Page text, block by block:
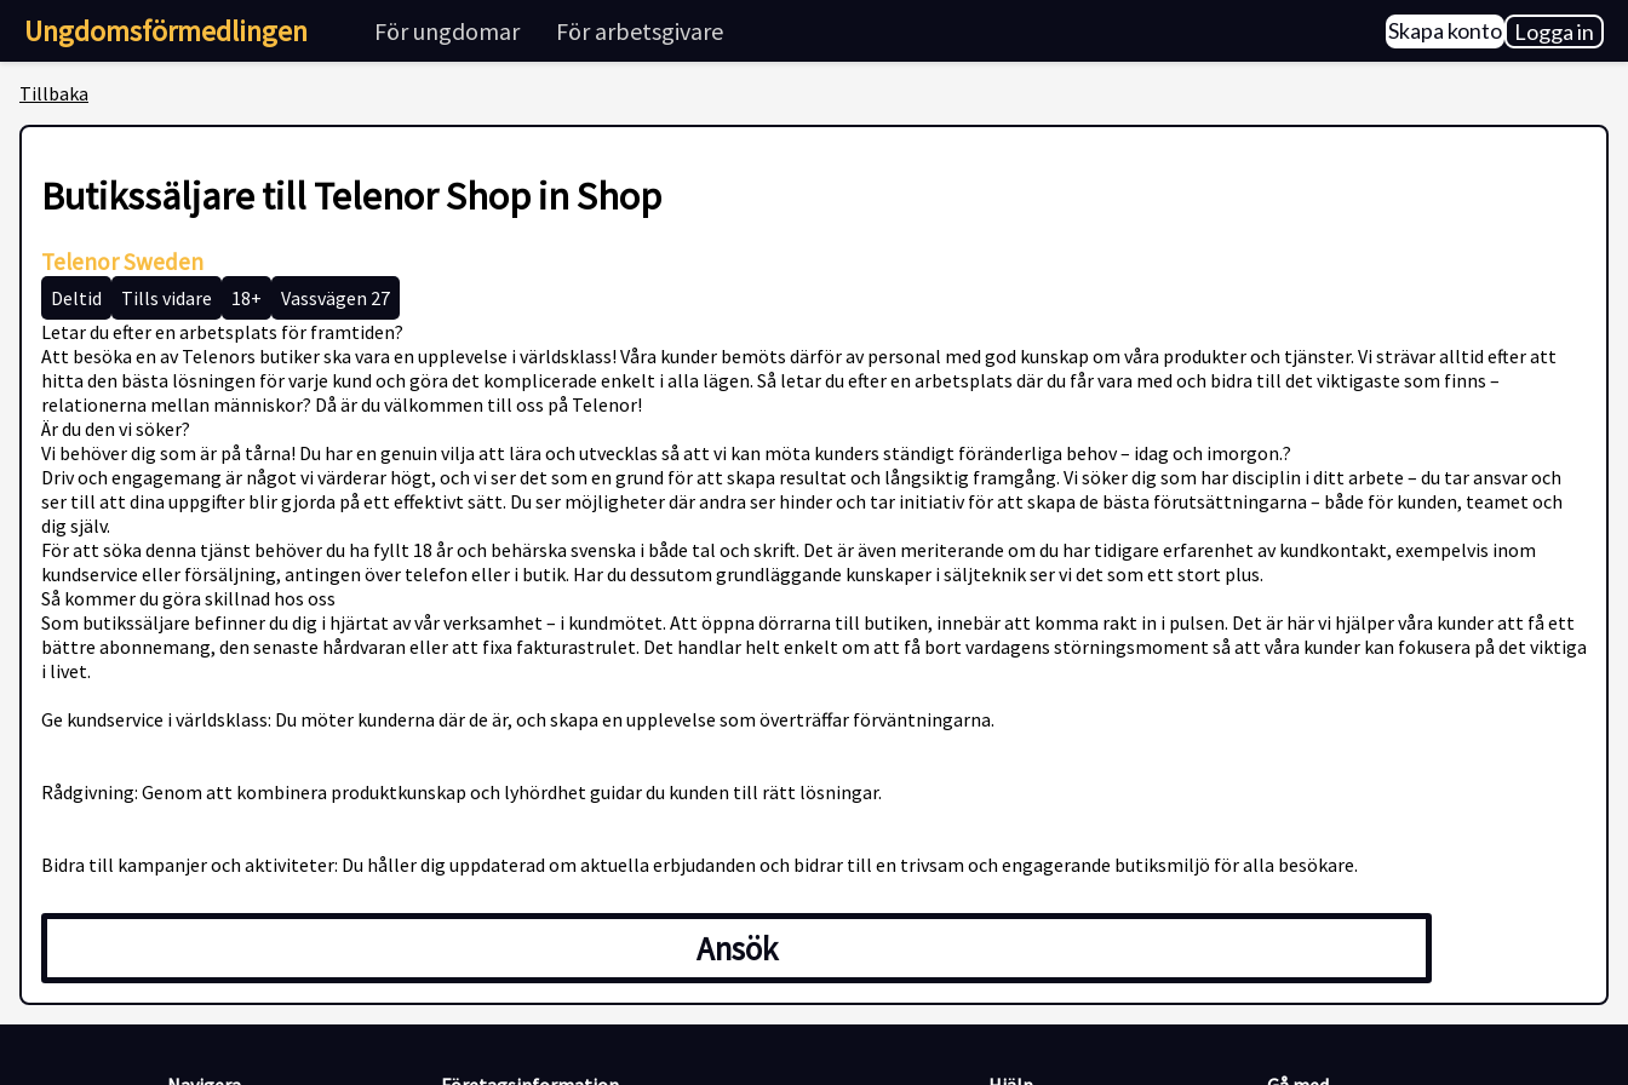
Ungdomsförmedlingen För ungdomar För arbetsgivare Skapa konto Logga in
Tillbaka
Butikssäljare till Telenor Shop in Shop
Telenor Sweden
Deltid Tills vidare 18+
Vassvägen 27
Letar du efter en arbetsplats för framtiden?
Att besöka en av Telenors butiker ska vara en upplevelse i världsklass! Våra kunder bemöts därför av personal med god kunskap om våra produkter och tjänster. Vi strävar alltid efter att
hitta den bästa lösningen för varje kund och göra det komplicerade enkelt i alla lägen. Så letar du efter en arbetsplats där du får vara med och bidra till det viktigaste som finns –
relationerna mellan människor? Då är du välkommen till oss på Telenor!
Är du den vi söker?
Vi behöver dig som är på tårna! Du har en genuin vilja att lära och utvecklas så att vi kan möta kunders ständigt föränderliga behov – idag och imorgon.?
Driv och engagemang är något vi värderar högt, och vi ser det som en grund för att skapa resultat och långsiktig framgång. Vi söker dig som har disciplin i ditt arbete – du tar ansvar och
ser till att dina uppgifter blir gjorda på ett effektivt sätt. Du ser möjligheter där andra ser hinder och tar initiativ för att skapa de bästa förutsättningarna – både för kunden, teamet och
dig själv.
För att söka denna tjänst behöver du ha fyllt 18 år och behärska svenska i både tal och skrift. Det är även meriterande om du har tidigare erfarenhet av kundkontakt, exempelvis inom
kundservice eller försäljning, antingen över telefon eller i butik. Har du dessutom grundläggande kunskaper i säljteknik ser vi det som ett stort plus.
Så kommer du göra skillnad hos oss
Som butikssäljare befinner du dig i hjärtat av vår verksamhet – i kundmötet. Att öppna dörrarna till butiken, innebär att komma rakt in i pulsen. Det är här vi hjälper våra kunder att få ett
bättre abonnemang, den senaste hårdvaran eller att fixa fakturastrulet. Det handlar helt enkelt om att få bort vardagens störningsmoment så att våra kunder kan fokusera på det viktiga
i livet.
Ge kundservice i världsklass: Du möter kunderna där de är, och skapa en upplevelse som överträffar förväntningarna.
Rådgivning: Genom att kombinera produktkunskap och lyhördhet guidar du kunden till rätt lösningar.
Bidra till kampanjer och aktiviteter: Du håller dig uppdaterad om aktuella erbjudanden och bidrar till en trivsam och engagerande butiksmiljö för alla besökare.
Hålla butiken i toppskick: I nära samarbete med teamet säkerställer du en trivsam, välorganiserad och inbjudande butiksmiljö.
Våra löften till dig
Vi är bättre tillsammans. Hos oss möts du av en familjär och inkluderande kultur, en stark gemensam värdegrund och ett ledarskap som ger dig frihet och handlingskraft. Vi tror på att ge
Ansök